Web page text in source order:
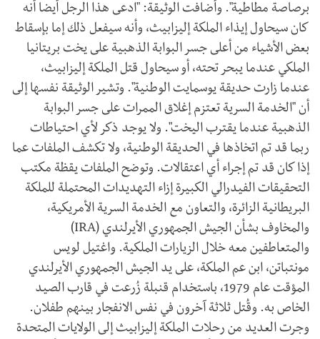
برصاصة مطاطية". وأضافت الوثيقة: "ادعى هذا الرجل أيضا أنه
كان سيحاول إيذاء الملكة إليزابيث، وأنه سيفعل ذلك إما بإسقاط
بعض الأشياء من أعلى جسر البوابة الذهبية على يخت بريتانيا
الملكي عندما يبحر تحته، أو سيحاول قتل الملكة إليزابيث،
عندما زارت حديقة يوسمايت الوطنية". وتشير الوثيقة نفسها إلى
أن "الخدمة السرية تعتزم إغلاق الممرات على جسر البوابة
الذهبية عندما يقترب اليخت". ولا يوجد ذكر لأي احتياطات
ربما قد تم اتخاذها في الحديقة الوطنية، ولا تكشف الملفات عما
إذا كان قد تم إجراء أي اعتقالات. وتوضح الملفات يقظة مكتب
التحقيقات الفيدرالي الكبيرة إزاء التهديدات المحتملة للملكة
البريطانية الزائرة، والتعاون مع الخدمة السرية الأمريكية،
والمخاوف بشأن الجيش الجمهوري الأيرلندي (IRA)
والمتعاطفين معه خلال الزيارات الملكية. واغتيل لويس
مونتباتن، ابن عم الملكة، على يد الجيش الجمهوري الأيرلندي
المؤقت عام 1979، باستخدام قنبلة زُرعت في قارب الصيد
الخاص به. وقُتل ثلاثة آخرون في نفس الانفجار بينهم طفلان.
وجرت العديد من رحلات الملكة إليزابيث إلى الولايات المتحدة